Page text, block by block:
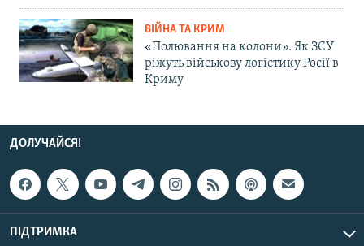
ВІЙНА ТА КРИМ
«Полювання на колони». Як ЗСУ
ріжуть військову логістику Росії в
Криму
ДОЛУЧАЙСЯ!
ПІДТРИМКА